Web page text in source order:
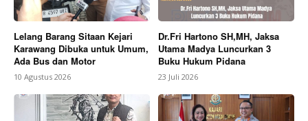
Lelang Barang Sitaan Kejari
Karawang Dibuka untuk Umum,
Ada Bus dan Motor
10 Agustus 2026
Dr.Fri Hartono SH,MH, Jaksa
Utama Madya Luncurkan 3
Buku Hukum Pidana
23 Juli 2026